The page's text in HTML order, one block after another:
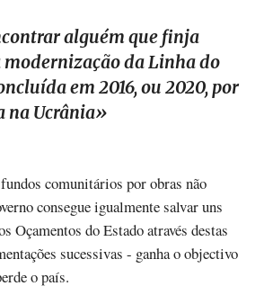
alguém que finja
da Linha do
em 2016, ou 2020, por
na Ucrânia»
comunitários por obras não
consegue igualmente salvar uns
Oçamentos do Estado através destas
sucessivas - ganha o objectivo
o país.